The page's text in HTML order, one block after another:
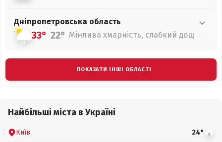
Дніпропетровська область
33° 22° Мінлива хмарність, слабкий дощ
ПОКАЗАТИ ІНШІ ОБЛАСТІ
Найбільші міста в Україні
Київ 24°